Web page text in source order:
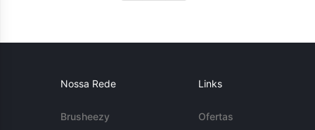
Nossa Rede
Brusheezy
Links
Ofertas